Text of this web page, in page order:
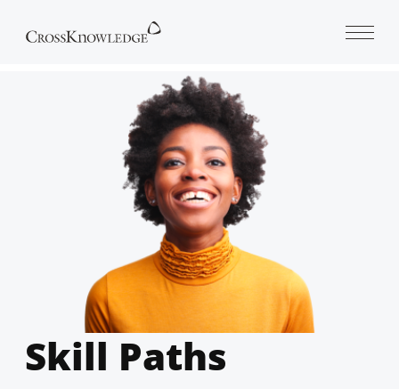
Skill Paths